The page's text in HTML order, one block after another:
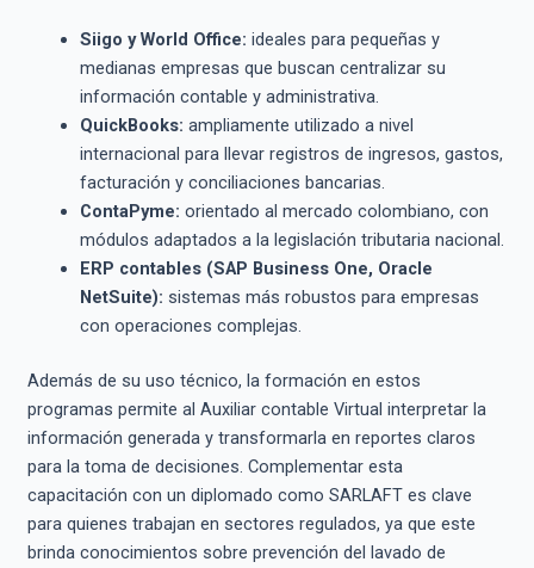
Siigo y World Office: ideales para pequeñas y
medianas empresas que buscan centralizar su
información contable y administrativa.
QuickBooks: ampliamente utilizado a nivel
internacional para llevar registros de ingresos, gastos,
facturación y conciliaciones bancarias.
ContaPyme: orientado al mercado colombiano, con
módulos adaptados a la legislación tributaria nacional.
ERP contables (SAP Business One, Oracle
NetSuite): sistemas más robustos para empresas
con operaciones complejas.
Además de su uso técnico, la formación en estos
programas permite al Auxiliar contable Virtual interpretar la
información generada y transformarla en reportes claros
para la toma de decisiones. Complementar esta
capacitación con un diplomado como SARLAFT es clave
para quienes trabajan en sectores regulados, ya que este
brinda conocimientos sobre prevención del lavado de